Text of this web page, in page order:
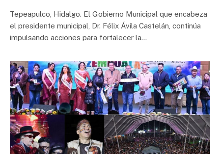
Tepeapulco, Hidalgo. El Gobierno Municipal que encabeza
el presidente municipal, Dr. Félix Ávila Castelán, continúa
impulsando acciones para fortalecer la…